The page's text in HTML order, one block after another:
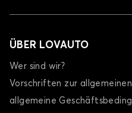
ÜBER LOVAUTO
Wer sind wir?
Vorschriften zur
allgemeine